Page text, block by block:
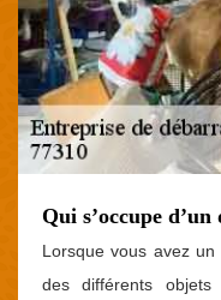
Qui s’occupe
Lorsque vous avez
des différents